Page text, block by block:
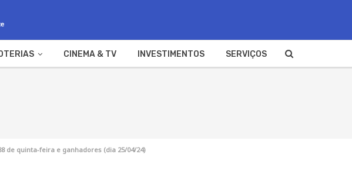
CINEMA & TV INVESTIMENTOS SERVIÇOS
de quinta-feira e ganhadores (dia 25/04/24)